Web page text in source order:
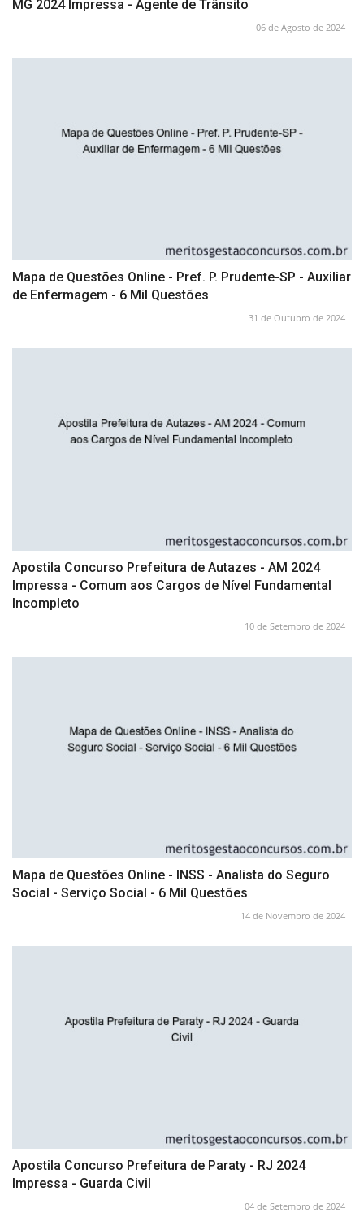
MG 2024 Impressa - Agente de Trânsito
06 de Agosto de 2024
Mapa de Questões Online - Pref. P. Prudente-SP - Auxiliar
de Enfermagem - 6 Mil Questões
31 de Outubro de 2024
Apostila Concurso Prefeitura de Autazes - AM 2024
Impressa - Comum aos Cargos de Nível Fundamental
Incompleto
10 de Setembro de 2024
Mapa de Questões Online - INSS - Analista do Seguro
Social - Serviço Social - 6 Mil Questões
14 de Novembro de 2024
Apostila Concurso Prefeitura de Paraty - RJ 2024
Impressa - Guarda Civil
04 de Setembro de 2024